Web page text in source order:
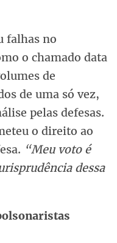
falhas no
o chamado data
de
de uma só vez,
pelas defesas.
o direito ao
“Meu voto é
dessa